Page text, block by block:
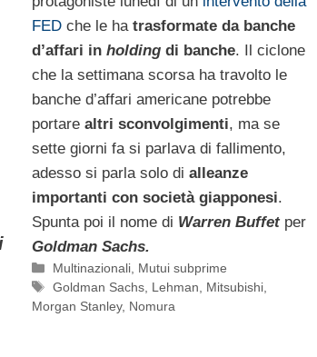
FEDche le hatrasformate da banche
d’affari in holdingdi banche. Il ciclone
che la settimana scorsa ha travolto le
banche d’affari americane potrebbe
portare altri sconvolgimenti, ma se
sette giorni fa si parlava di fallimento,
adesso si parla solo di alleanze
importanti con società giapponesi.
Spunta poi il nome di Warren Buffetper
Goldman Sachs.
Categorie
Multinazionali Mutui subprime
Tag
Goldman Sachs Lehman Mitsubishi
Morgan Stanley, Nomura